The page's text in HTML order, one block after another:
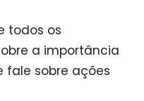
todos os
a importância
fale sobre ações